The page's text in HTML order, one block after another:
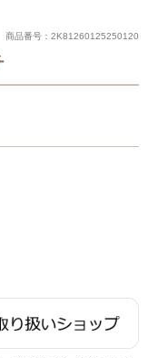
商品番号：2K81260125250120